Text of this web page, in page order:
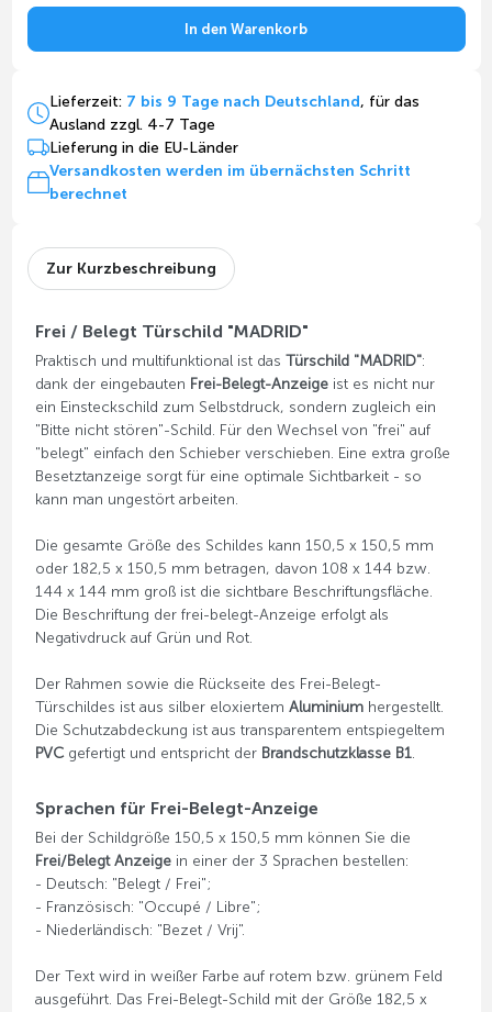
In den Warenkorb
Lieferzeit: 7 bis 9 Tage nach Deutschland, für das
Ausland zzgl. 4-7 Tage
Lieferung in die EU-Länder
Versandkosten werden im übernächsten Schritt
berechnet
Zur Kurzbeschreibung
Frei / Belegt Türschild "MADRID"
Praktisch und multifunktional ist das Türschild "MADRID":
dank der eingebauten Frei-Belegt-Anzeigeist es nicht nur
ein Einsteckschild zum Selbstdruck, sondern zugleich ein
"Bitte nicht stören"-Schild. Für den Wechsel von "frei" auf
"belegt" einfach den Schieber verschieben. Eine extra große
Besetztanzeige sorgt für eine optimale Sichtbarkeit - so
kann man ungestört arbeiten.
Die gesamte Größe des Schildes kann 150,5 x 150,5 mm
oder 182,5 x 150,5 mm betragen, davon 108 x 144 bzw.
144 x 144 mm groß ist die sichtbare Beschriftungsfläche.
Die Beschriftung der frei-belegt-Anzeige erfolgt als
Negativdruck auf Grün und Rot.
Der Rahmen sowie die Rückseite des Frei-Belegt-
Türschildes ist aus silber eloxiertem Aluminiumhergestellt.
Die Schutzabdeckung ist aus transparentem entspiegeltem
PVCgefertigt und entspricht der Brandschutzklasse B1.
Sprachen für Frei-Belegt-Anzeige
Bei der Schildgröße 150,5 x 150,5 mm können Sie die
Frei/Belegt Anzeigein einer der 3 Sprachen bestellen:
- Deutsch: "Belegt / Frei";
- Französisch: "Occupé / Libre";
- Niederländisch: "Bezet / Vrij".
Der Text wird in weißer Farbe auf rotem bzw. grünem Feld
ausgeführt. Das Frei-Belegt-Schild mit der Größe 182,5 x